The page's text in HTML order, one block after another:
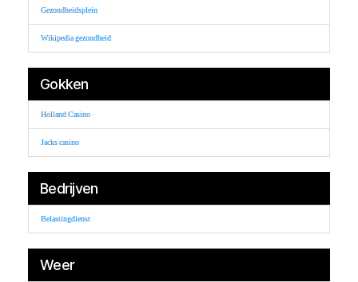
Gezondheidsplein
Wikipedia gezondheid
Gokken
Holland Casino
Jacks casino
Bedrijven
Belastingdienst
Weer